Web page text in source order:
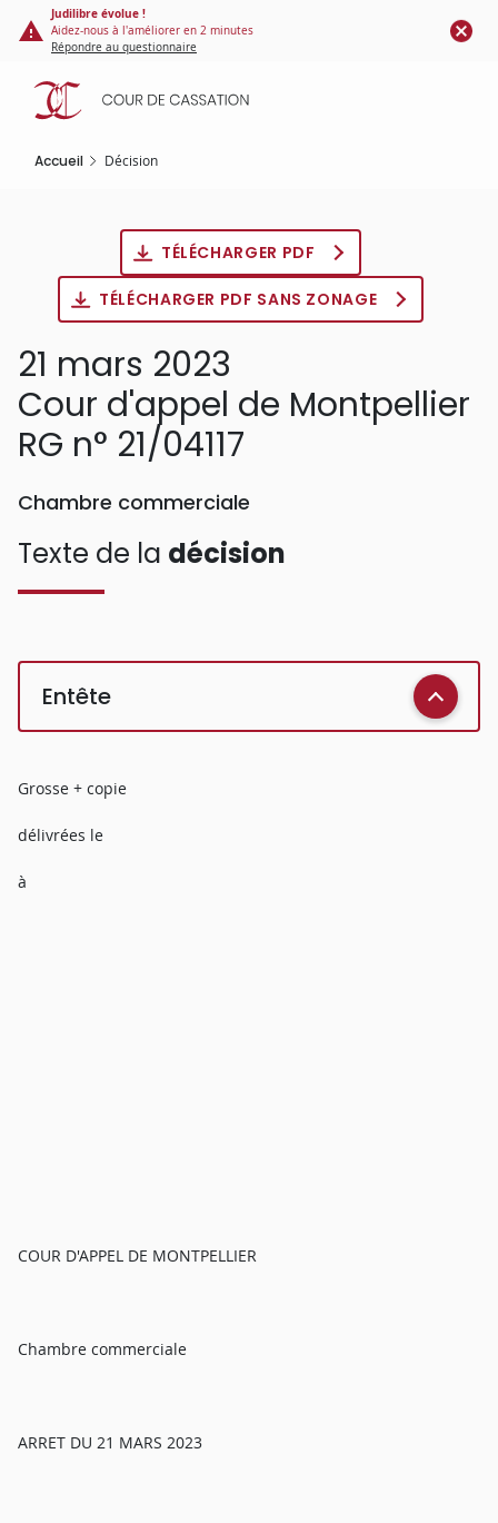
Panneau de gestion des cookies
contenu
principal
Judilibre évolue !
Aidez-nous à l'améliorer en 2 minutes
Répondre au questionnaire
Accueil Décision
TÉLÉCHARGER PDF
TÉLÉCHARGER PDF SANS ZONAGE
21 mars 2023
Cour d'appel de Montpellier
RG n° 21/04117
Chambre commerciale
Texte de la décision
Entête
Grosse + copie
délivrées le
à
COUR D'APPEL DE MONTPELLIER
Chambre commerciale
ARRET DU 21 MARS 2023